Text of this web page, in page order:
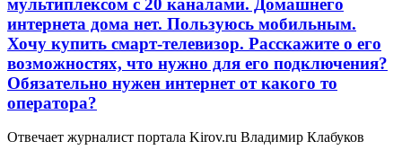
интернета дома нет. Пользуюсь мобильным.
Хочу купить смарт-телевизор. Расскажите о его
возможностях, что нужно для его подключения?
Обязательно нужен интернет от какого то
оператора?
Отвечает журналист портала Kirov.ru Владимир Клабуков